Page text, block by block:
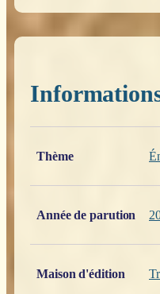
Thème
Année de parution
Maison d'édition